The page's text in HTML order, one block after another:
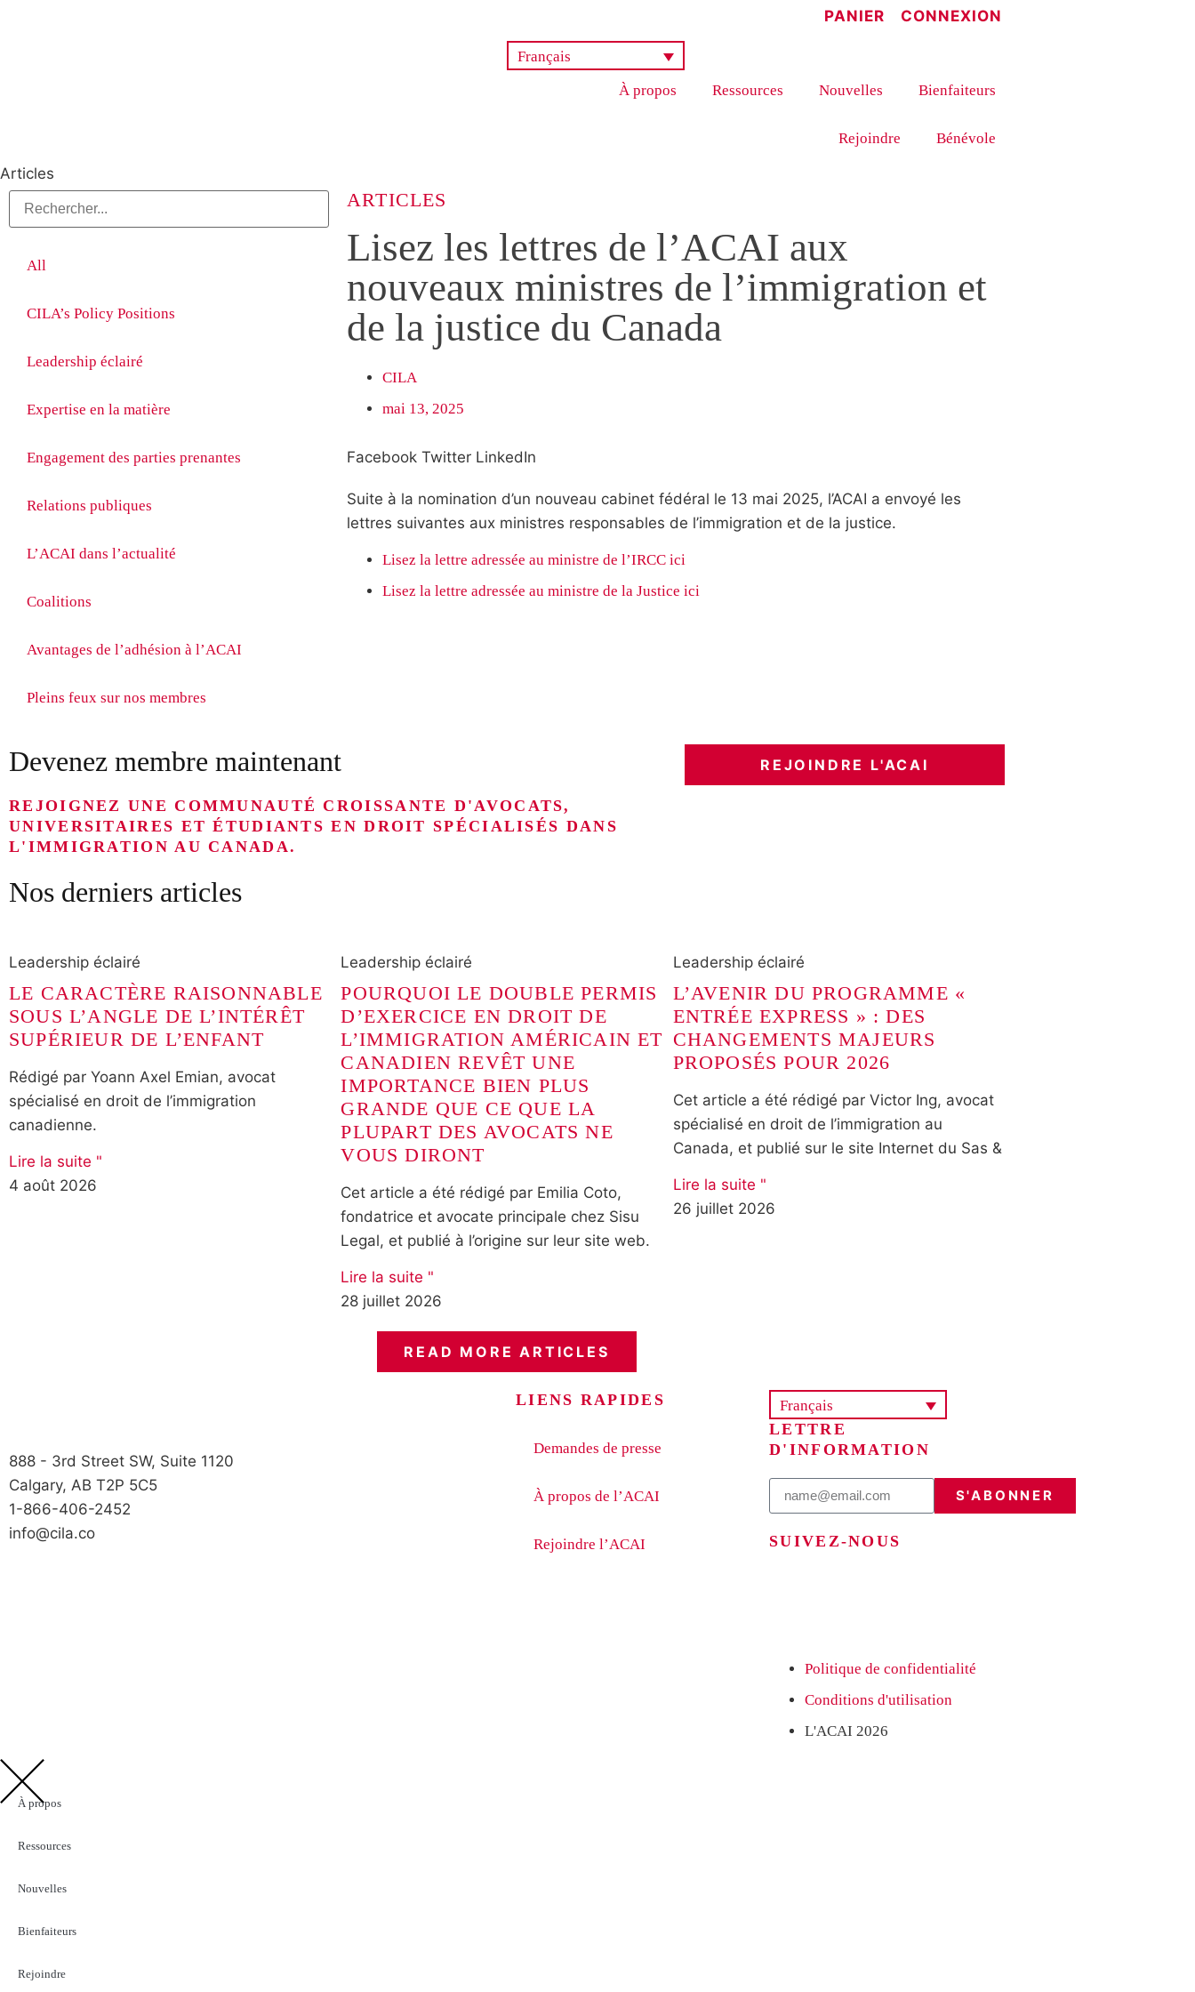
PANIER CONNEXION
Français
À propos
Ressources Nouvelles Bienfaiteurs
Rejoindre Bénévole
Articles
All
CILA’s Policy Positions
Leadership éclairé
Expertise en la matière
Engagement des parties prenantes
Relations publiques
L’ACAI dans l’actualité
Coalitions
Avantages de l’adhésion à l’ACAI
Pleins feux sur nos membres
ARTICLES
Lisez les lettres de l’ACAI aux
nouveaux ministres de l’immigration et
de la justice du Canada
CILA
mai 13, 2025
Facebook Twitter LinkedIn
Suite à la nomination d’un nouveau cabinet fédéral le 13 mai 2025, l’ACAI a envoyé les
lettres suivantes aux ministres responsables de l’immigration et de la justice.
Lisez la lettre adressée au ministre de l’IRCC ici
Lisez la lettre adressée au ministre de la Justice ici
Devenez membre maintenant
REJOIGNEZ UNE COMMUNAUTÉ CROISSANTE D'AVOCATS,
UNIVERSITAIRES ET ÉTUDIANTS EN DROIT SPÉCIALISÉS DANS
L'IMMIGRATION AU CANADA.
REJOINDRE L'ACAI
Nos derniers articles
Leadership éclairé
LE CARACTÈRE RAISONNABLE
SOUS L’ANGLE DE L’INTÉRÊT
SUPÉRIEUR DE L’ENFANT
Rédigé par Yoann Axel Emian, avocat
spécialisé en droit de l’immigration
canadienne.
Lire la suite "
4 août 2026
Leadership éclairé
POURQUOI LE DOUBLE PERMIS
D’EXERCICE EN DROIT DE
L’IMMIGRATION AMÉRICAIN ET
CANADIEN REVÊT UNE
IMPORTANCE BIEN PLUS
GRANDE QUE CE QUE LA
PLUPART DES AVOCATS NE
VOUS DIRONT
Cet article a été rédigé par Emilia Coto,
fondatrice et avocate principale chez Sisu
Legal, et publié à l’origine sur leur site web.
Lire la suite "
28 juillet 2026
Leadership éclairé
L’AVENIR DU PROGRAMME «
ENTRÉE EXPRESS » : DES
CHANGEMENTS MAJEURS
PROPOSÉS POUR 2026
Cet article a été rédigé par Victor Ing, avocat
spécialisé en droit de l’immigration au
Canada, et publié sur le site Internet du Sas &
Lire la suite "
26 juillet 2026
READ MORE ARTICLES
888 - 3rd Street SW, Suite 1120
Calgary, AB T2P 5C5
1-866-406-2452
info@cila.co
LIENS RAPIDES
Demandes de presse
À propos de l’ACAI
Rejoindre l’ACAI
Français
LETTRE
D'INFORMATION
S'ABONNER
SUIVEZ-NOUS
Politique de confidentialité
Conditions d'utilisation
L'ACAI 2026
À propos
Ressources
Nouvelles
Bienfaiteurs
Rejoindre